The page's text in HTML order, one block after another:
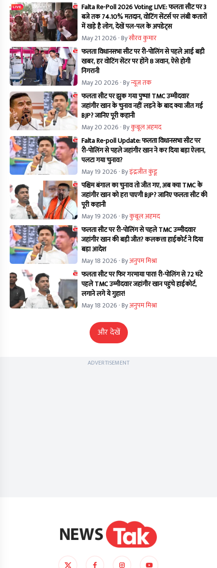
Falta Re-Poll 2026 Voting LIVE: फलता सीट पर 3
बजे तक 74.10% मतदान, वोटिंग सेंटर्स पर लंबी कतारों
में खड़े है लोग, देखें पल-पल के अपडेट्स
May 21 2026 · Byसौरव कुमार
फलता विधानसभा सीट पर री-पोलिंग से पहले आई बड़ी
खबर, हर वोटिंग सेंटर पर होंगे 8 जवान, ऐसे होगी
निगरानी
May 20 2026 · Byन्यूज तक
फलता सीट पर झुक गया पुष्पा! TMC उम्मीदवार
जहांगीर खान के चुनाव नहीं लड़ने के बाद क्या जीत गई
BJP? जानिए पूरी कहानी
May 20 2026 · Byकुबूल अहमद
Falta Re-poll Update: फलता विधानसभा सीट पर
री-पोलिंग से पहले जहांगीर खान ने कर दिया बड़ा ऐलान,
पलटा गया चुनाव?
May 19 2026 · Byइंद्रजीत कुंडू
पश्चिम बंगाल का चुनाव तो जीत गए, अब क्या TMC के
जहांगीर खान को हरा पाएगी BJP? जानिए फलता सीट की
पूरी कहानी
May 19 2026 · Byकुबूल अहमद
फलता सीट पर री-पोलिंग से पहले TMC उम्मीदवार
जहांगीर खान की बड़ी जीत? कलकत्ता हाईकोर्ट ने दिया
बड़ा आदेश
May 18 2026 · Byअनुपम मिश्रा
फलता सीट पर फिर गरमाया पारा! री-पोलिंग से 72 घंटे
पहले TMC उम्मीदवार जहांगीर खान पहुंचे हाईकोर्ट,
लगाने लगे ये गुहार!
May 18 2026 · Byअनुपम मिश्रा
और देखें
ADVERTISEMENT